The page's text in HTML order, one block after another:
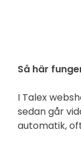
Så här
I Talex
sedan går
automatik,